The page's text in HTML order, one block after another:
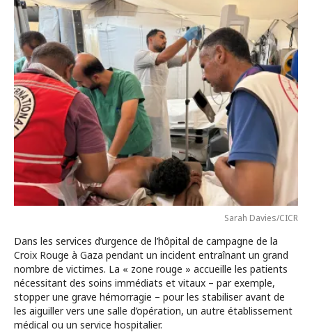
Sarah Davies/CICR
Dans les services d’urgence de l’hôpital de campagne de la
Croix Rouge à Gaza pendant un incident entraînant un grand
nombre de victimes. La « zone rouge » accueille les patients
nécessitant des soins immédiats et vitaux – par exemple,
stopper une grave hémorragie – pour les stabiliser avant de
les aiguiller vers une salle d’opération, un autre établissement
médical ou un service hospitalier.